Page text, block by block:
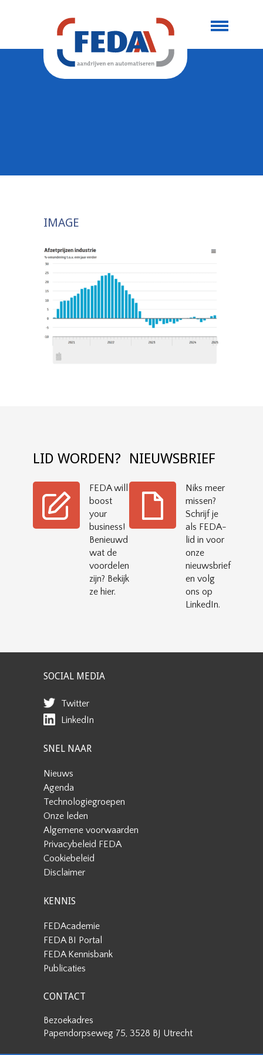
IMAGE
LID WORDEN?
FEDA will
boost
your
business!
Benieuwd
wat de
voordelen
zijn? Bekijk
ze hier.
NIEUWSBRIEF
Niks meer
missen?
Schrijf je
als FEDA-
lid in voor
onze
nieuwsbrief
en volg
ons op
LinkedIn.
SOCIAL MEDIA
Twitter
LinkedIn
SNEL NAAR
Nieuws
Agenda
Technologiegroepen
Onze leden
Algemene voorwaarden
Privacybeleid FEDA
Cookiebeleid
Disclaimer
KENNIS
FEDAcademie
FEDA BI Portal
FEDA Kennisbank
Publicaties
CONTACT
Bezoekadres
Papendorpseweg 75, 3528 BJ Utrecht